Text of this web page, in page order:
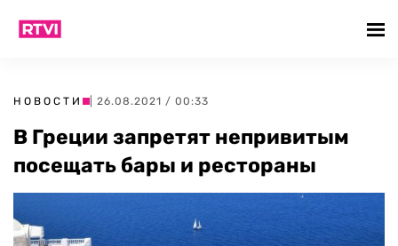
НОВОСТИ | 26.08.2021 / 00:33
В Греции запретят непривитым
посещать бары и рестораны